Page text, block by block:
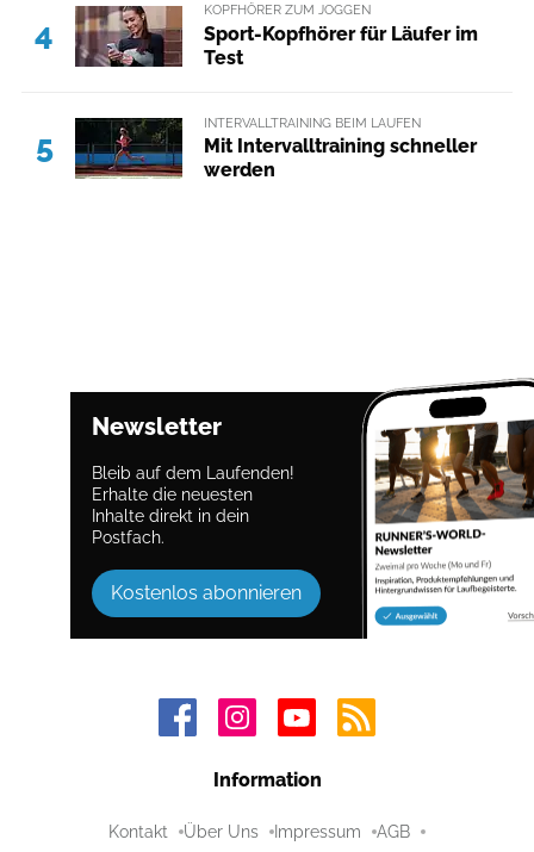
4
KOPFHÖRER ZUM JOGGEN
Sport-Kopfhörer für Läufer im
Test
5
INTERVALLTRAINING BEIM LAUFEN
Mit Intervalltraining schneller
werden
Newsletter
Bleib auf dem Laufenden!
Erhalte die neuesten
Inhalte direkt in dein
Postfach.
Kostenlos abonnieren
Information
Kontakt Über Uns Impressum AGB